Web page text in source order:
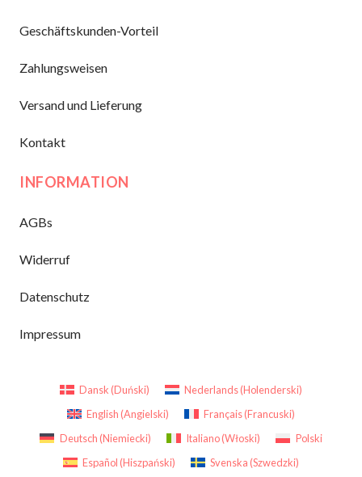
Geschäftskunden-Vorteil
Zahlungsweisen
Versand und Lieferung
Kontakt
INFORMATION
AGBs
Widerruf
Datenschutz
Impressum
Dansk (Duński) Nederlands(Holenderski)
English (Angielski) Français(Francuski)
Deutsch (Niemiecki) Italiano(Włoski)
Polski
Español (Hiszpański) Svenska (Szwedzki)